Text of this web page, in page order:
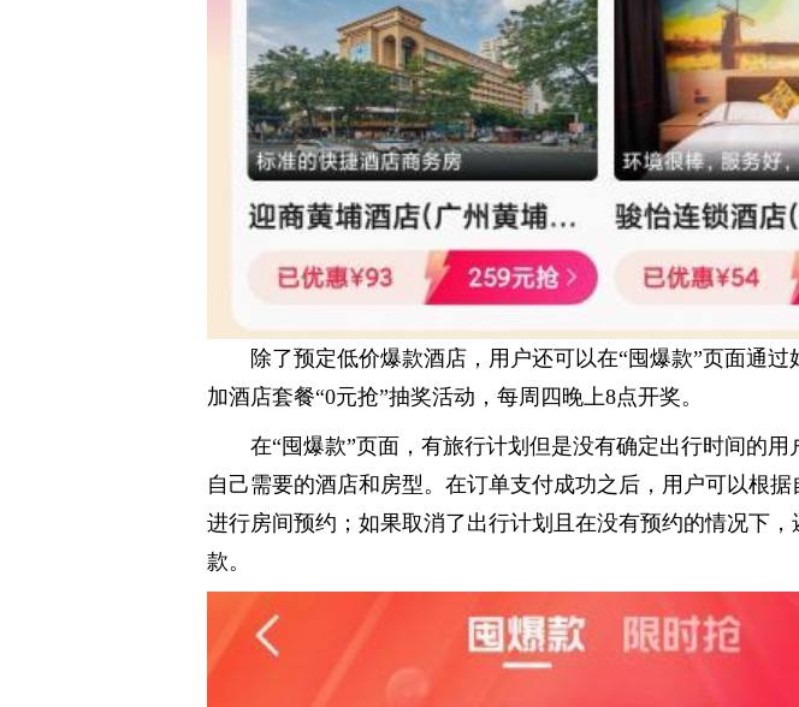
除了预定低价爆款酒店，用户还可以在“囤爆款”页面通
加酒店套餐“0元抢”抽奖活动，每周四晚上8点开奖。
在“囤爆款”页面，有旅行计划但是没有确定出行时间的用
自己需要的酒店和房型。在订单支付成功之后，用户可以根据
进行房间预约；如果取消了出行计划且在没有预约的情况下，
款。